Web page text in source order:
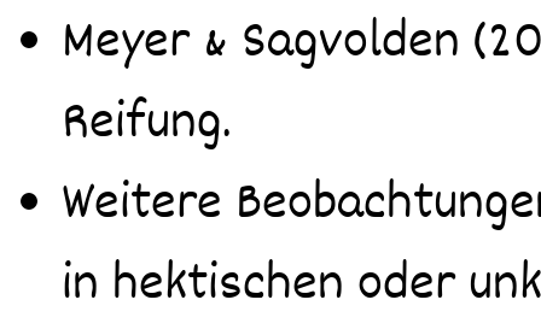
Meyer & Sagvolden
Reifung.
Weitere
in hektischen oder